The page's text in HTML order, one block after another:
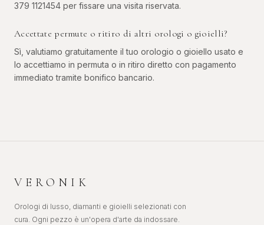
379 1121454 per fissare una visita riservata.
Accettate permute o ritiro di altri orologi o gioielli?
Sì, valutiamo gratuitamente il tuo orologio o gioiello usato e
lo accettiamo in permuta o in ritiro diretto con pagamento
immediato tramite bonifico bancario.
VERONIK
Orologi di lusso, diamanti e gioielli selezionati con
cura. Ogni pezzo è un'opera d'arte da indossare.